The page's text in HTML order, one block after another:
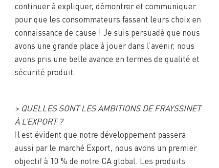
continuer à expliquer, démontrer et communiquer
pour que les consommateurs fassent leurs choix en
connaissance de cause ! Je suis persuadé que nous
avons une grande place à jouer dans l’avenir, nous
avons pris une belle avance en termes de qualité et
sécurité produit.
> QUELLES SONT LES AMBITIONS DE FRAYSSINET
À L’EXPORT ?
Il est évident que notre développement passera
aussi par le marché Export, nous avons un premier
objectif à 10 % de notre CA global. Les produits